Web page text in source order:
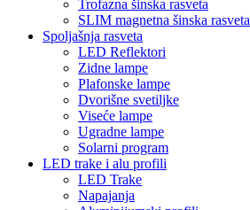
Trofazna šinska rasveta
SLIM magnetna šinska rasveta
Spoljašnja rasveta
LED Reflektori
Zidne lampe
Plafonske lampe
Dvorišne svetiljke
Viseće lampe
Ugradne lampe
Solarni program
LED trake i alu profili
LED Trake
Napajanja